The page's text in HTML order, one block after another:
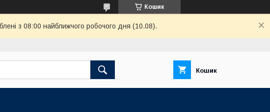
Кошик
з 08:00 найближчого робочого дня (10.08).
Кошик